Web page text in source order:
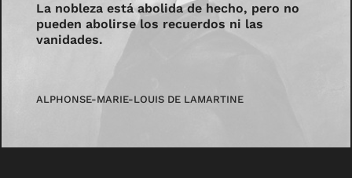
La nobleza está abolida de hecho, pero no
pueden abolirse los recuerdos ni las
vanidades.
ALPHONSE-MARIE-LOUIS DE LAMARTINE